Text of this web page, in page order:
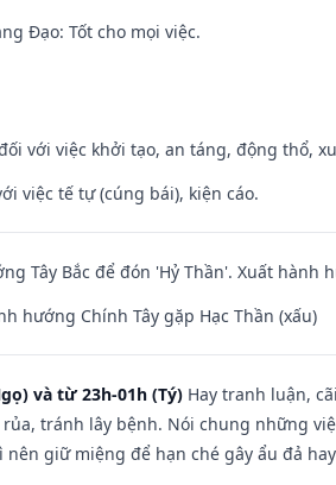
Đạo: Tốt cho mọi việc.
với việc khởi tạo, an táng, động thổ,
việc tế tự (cúng bái), kiện cáo.
Tây Bắc để đón 'Hỷ Thần'. Xuất hành
hướng Chính Tây gặp Hạc Thần (xấu)
và từ 23h-01h (Tý) Hay tranh luận,
tránh lây bệnh. Nói chung những
nên giữ miệng để hạn ché gây ẩu đả